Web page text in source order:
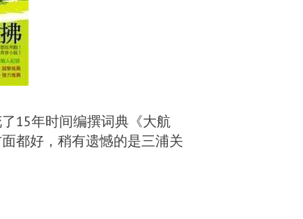
15年时间编撰词典《大航
都好，稍有遗憾的是三浦关